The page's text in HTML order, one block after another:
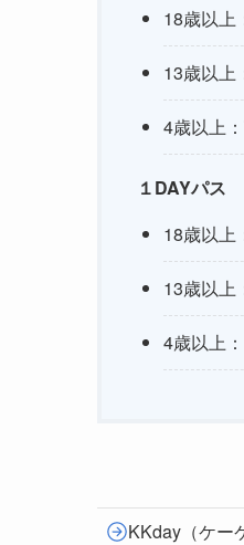
18歳以上
13歳以上
4歳以上：
１DAYパス
18歳以上
13歳以上
4歳以上：
KKday（ケー